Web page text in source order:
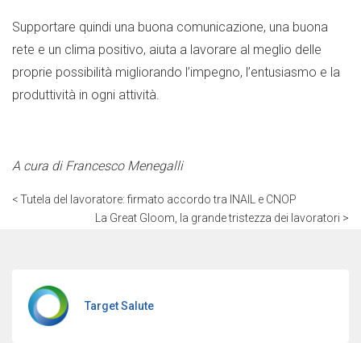
Supportare quindi una buona comunicazione, una buona
rete e un clima positivo, aiuta a lavorare al meglio delle
proprie possibilità migliorando l’impegno, l’entusiasmo e la
produttività in ogni attività.
A cura di Francesco Menegalli
< Tutela del lavoratore: firmato accordo tra INAIL e CNOP
La Great Gloom, la grande tristezza dei lavoratori >
Target Salute